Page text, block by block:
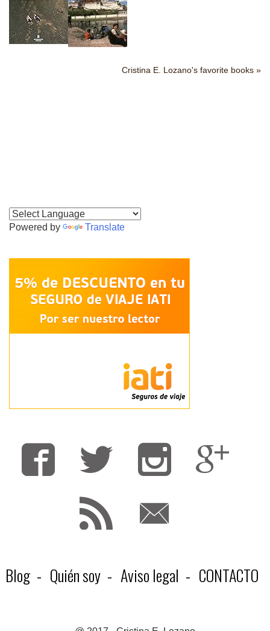
Cristina E. Lozano's favorite books »
Powered by Translate
Blog Quién soy Aviso legal CONTACTO